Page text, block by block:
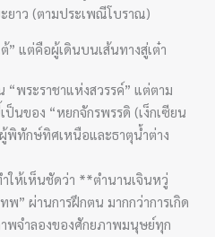
ยาว (ตามประเพณีโบราณ)
” แต่คือผู้เดินบนเส้นทางสู่เต๋า
พระราชาแห่งสวรรค์” แต่ตาม
นของ “หยกจักรพรรดิ (เง็กเซียน
พิทักษ์ทิศเหนือและธาตุน้ำต่าง
ให้เห็นชัดว่า **ตำนานเจินหวู่
พ” ผ่านการฝึกตน มากกว่าการเกิด
พจำลองของศักยภาพมนุษย์ทุก